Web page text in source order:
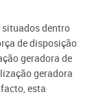
situados dentro
de disposição
geradora de
geradora
esta